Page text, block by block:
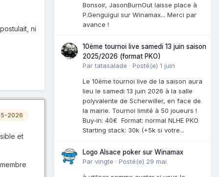
ni
2026
et
Bonsoir, JasonBurnOut laisse place à
P.Genguigui sur Winamax... Merci par
avance !
10ème tournoi live samedi 13 juin saison
2025/2026 (format PKO)
Partatasalade · Posté(e) 1 juin
Le 10ème tournoi live de la saison aura
lieu le samedi 13 juin 2026 à la salle
polyvalente de Scherwiller, en face de
la mairie. Tournoi limité à 50 joueurs !
Buy-in: 40€ Format: normal NLHE PKO
Starting stack: 30k (+5k si votre...
Logo Alsace poker sur Winamax
Par vingte · Posté(e) 29 mai